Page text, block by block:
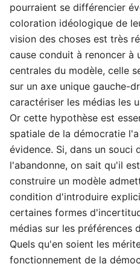
pourraient se différencier
coloration idéologique de
vision des choses est très
cause conduit à renoncer à
centrales du modèle, celle
sur un axe unique gauche-
caractériser les médias les
Or cette hypothèse est
spatiale de la démocratie
évidence. Si, dans un souci
l'abandonne, on sait qu'il
construire un modèle
condition d'introduire
certaines formes
médias sur les préférences
Quels qu'en soient les
fonctionnement de la